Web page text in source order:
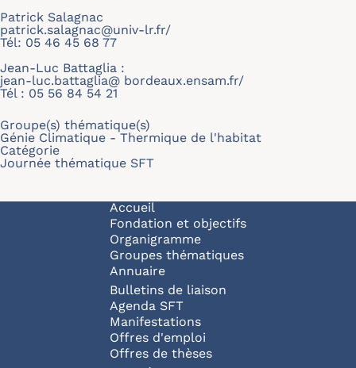
Patrick Salagnac
patrick.salagnac@univ-lr.fr/
Tél: 05 46 45 68 77
Jean-Luc Battaglia :
jean-luc.battaglia@ bordeaux.ensam.fr/
Tél : 05 56 84 54 21
Groupe(s) thématique(s)
Génie Climatique - Thermique de l'habitat
Catégorie
Journée thématique SFT
Navigation principale
Accueil
Fondation et objectifs
Organigramme
Groupes thématiques
Annuaire
Bulletins de liaison
Agenda SFT
Manifestations
Offres d'emploi
Offres de thèses